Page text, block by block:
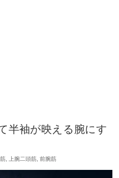
半袖が映える腕にす
上腕二頭筋 ,前腕筋